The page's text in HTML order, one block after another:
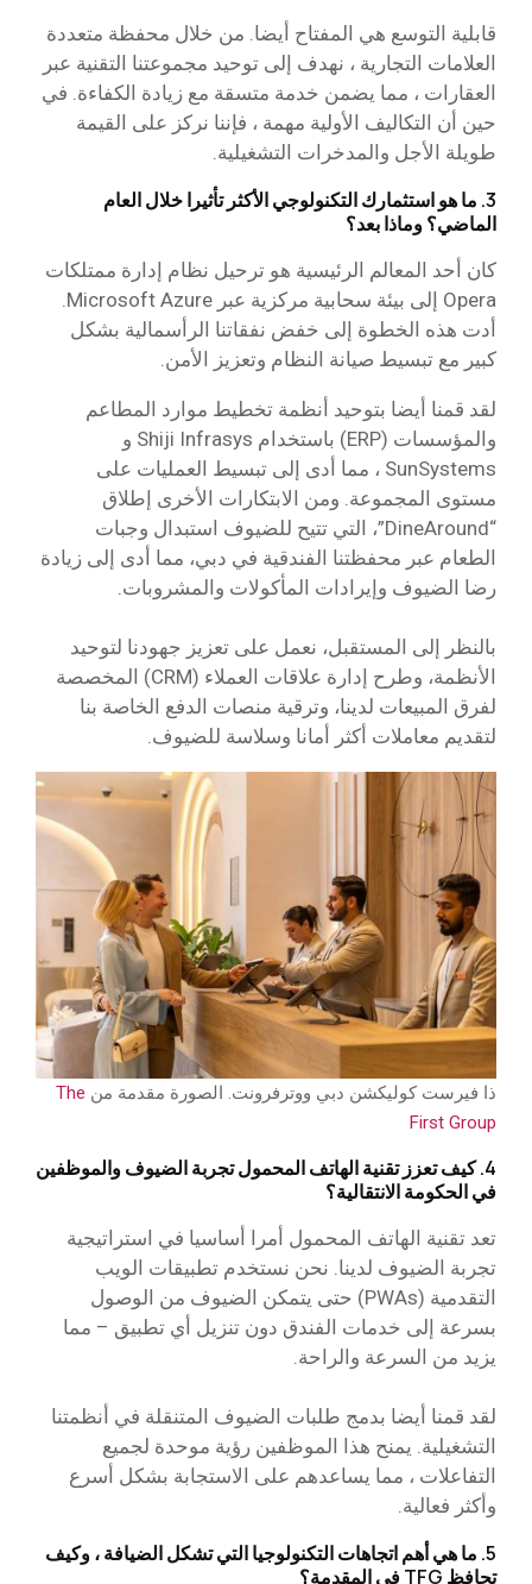
قابلية التوسع هي المفتاح أيضا. من خلال محفظة متعددة
العلامات التجارية ، نهدف إلى توحيد مجموعتنا التقنية عبر
العقارات ، مما يضمن خدمة متسقة مع زيادة الكفاءة. في
حين أن التكاليف الأولية مهمة ، فإننا نركز على القيمة
طويلة الأجل والمدخرات التشغيلية.
3. ما هو استثمارك التكنولوجي الأكثر تأثيرا خلال العام
الماضي؟ وماذا بعد؟
كان أحد المعالم الرئيسية هو ترحيل نظام إدارة ممتلكات
أدت هذه الخطوة إلى خفض نفقاتنا الرأسمالية بشكل
كبير مع تبسيط صيانة النظام وتعزيز الأمن.
لقد قمنا أيضا بتوحيد أنظمة تخطيط موارد المطاعم
والمؤسسات (ERP) باستخدام Shiji Infrasys و
SunSystems ، مما أدى إلى تبسيط العمليات على
مستوى المجموعة. ومن الابتكارات الأخرى إطلاق
“DineAround”، التي تتيح للضيوف استبدال وجبات
الطعام عبر محفظتنا الفندقية في دبي، مما أدى إلى زيادة
رضا الضيوف وإيرادات المأكولات والمشروبات.
بالنظر إلى المستقبل، نعمل على تعزيز جهودنا لتوحيد
الأنظمة، وطرح إدارة علاقات العملاء (CRM) المخصصة
لفرق المبيعات لدينا، وترقية منصات الدفع الخاصة بنا
لتقديم معاملات أكثر أمانا وسلاسة للضيوف.
ذا فيرست كوليكشن دبي ووترفرونت. الصورة مقدمة من The
First Group
4. كيف تعزز تقنية الهاتف المحمول تجربة الضيوف والموظفين
في الحكومة الانتقالية؟
تعد تقنية الهاتف المحمول أمرا أساسيا في استراتيجية
تجربة الضيوف لدينا. نحن نستخدم تطبيقات الويب
التقدمية (PWAs) حتى يتمكن الضيوف من الوصول
بسرعة إلى خدمات الفندق دون تنزيل أي تطبيق – مما
يزيد من السرعة والراحة.
لقد قمنا أيضا بدمج طلبات الضيوف المتنقلة في أنظمتنا
التشغيلية. يمنح هذا الموظفين رؤية موحدة لجميع
التفاعلات ، مما يساعدهم على الاستجابة بشكل أسرع
وأكثر فعالية.
5. ما هي أهم اتجاهات التكنولوجيا التي تشكل الضيافة ، وكيف
تحافظ TFG في المقدمة؟